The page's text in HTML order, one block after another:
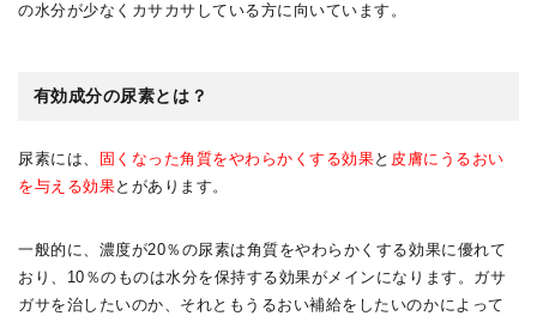
の水分が少なくカサカサしている方に向いています。
有効成分の尿素とは？
尿素には、 固くなった角質をやわらかくする効果と 皮膚にうるおい
を与える効果とがあります。
一般的に、濃度が20％の尿素は角質をやわらかくする効果に優れて
おり、10％のものは水分を保持する効果がメインになります。ガサ
ガサを治したいのか、それともうるおい補給をしたいのかによって